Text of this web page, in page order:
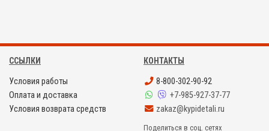
ССЫЛКИ
Условия работы
Оплата и доставка
Условия возврата средств
КОНТАКТЫ
8-800-302-90-92
+7-985-927-37-77
zakaz@kypidetali.ru
Поделиться в соц. сетях